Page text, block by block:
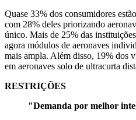
Quase 33% dos consumidores
com 28% deles priorizando
único. Mais de 25% das
agora módulos de aeronaves
mais ampla. Além disso, 19% dos
em aeronaves solo de ultracurta
RESTRIÇÕES
"Demanda por melhor